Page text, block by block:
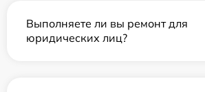
Выполняете ли вы ремонт для
юридических лиц?